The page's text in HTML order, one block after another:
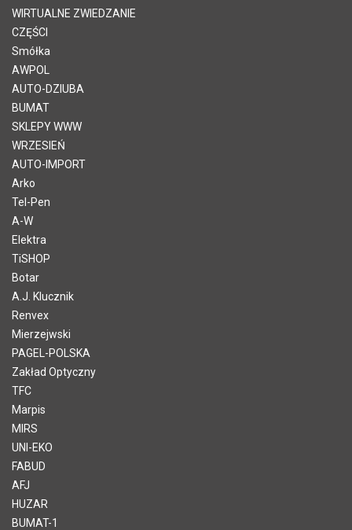
WIRTUALNE ZWIEDZANIE
CZĘŚCI
Smółka
AWPOL
AUTO-DZIUBA
BUMAT
SKLEPY WWW
WRZESIEŃ
AUTO-IMPORT
Arko
Tel-Pen
A-W
Elektra
TiSHOP
Botar
A.J. Klucznik
Renvex
Mierzejwski
PAGEL-POLSKA
Zakład Optyczny
TFC
Marpis
MIRS
UNI-EKO
FABUD
AFJ
HUZAR
BUMAT-1